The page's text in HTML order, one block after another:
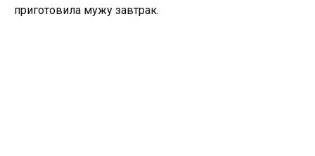
приготовила мужу завтрак.